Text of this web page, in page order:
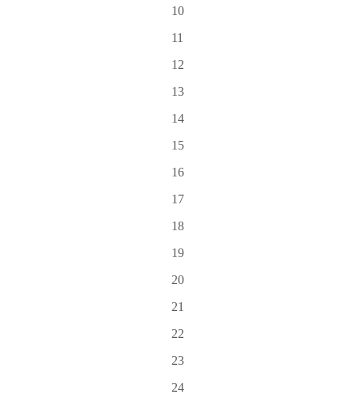
10
11
12
13
14
15
16
17
18
19
20
21
22
23
24